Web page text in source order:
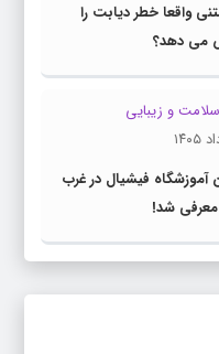
واقعا خطر دیابت را
می دهد؟
سلامت و زیبایی
آموزشگاه فیشیال در غرب
معرفی شد!